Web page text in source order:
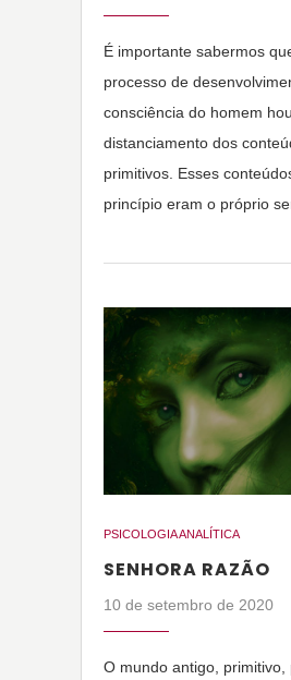
É importante sabermos
processo de
consciência do homem
distanciamento dos
primitivos. Esses
princípio eram o próprio
PSICOLOGIA ANALÍTICA
SENHORA RAZÃO
10 de setembro de 2020
O mundo antigo, primitivo,